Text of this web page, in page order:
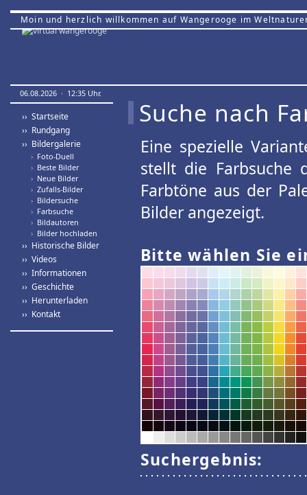
Moin und herzlich willkommen auf Wangerooge im
06.08.2026 · 12:35 Uhr.
›› Startseite
›› Rundgang
›› Bildergalerie
› Foto-Duell
› Beste Bilder
› Neue Bilder
› Zufalls-Bilder
› Bildersuche
› Farbsuche
› Bildautoren
› Bilder hochladen
›› Historische Bilder
›› Videos
›› Informationen
›› Geschichte
›› Herunterladen
›› Kontakt
Suche nach
Eine spezielle
stellt die Farbsuche
Farbtöne aus der
Bilder angezeigt.
Bitte wählen Sie
Suchergebnis: